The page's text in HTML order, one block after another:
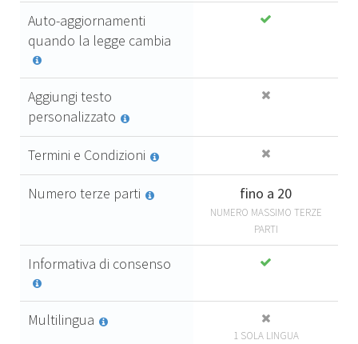
Auto-aggiornamenti
quando la legge cambia
Aggiungi testo
personalizzato
Termini e Condizioni
Numero terze parti fino a 20
NUMERO MASSIMO TERZE
PARTI
Informativa di consenso
Multilingua
1 SOLA LINGUA